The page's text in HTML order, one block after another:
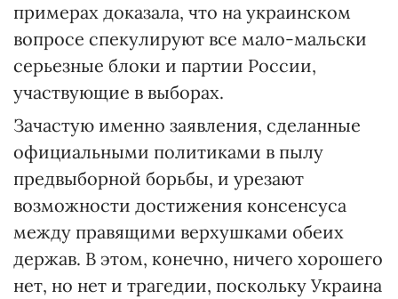
примерах доказала, что на украинском
вопросе спекулируют все мало-мальски
серьезные блоки и партии России,
участвующие в выборах.
Зачастую именно заявления, сделанные
официальными политиками в пылу
предвыборной борьбы, и урезают
возможности достижения консенсуса
между правящими верхушками обеих
держав. В этом, конечно, ничего хорошего
нет, но нет и трагедии, поскольку Украина